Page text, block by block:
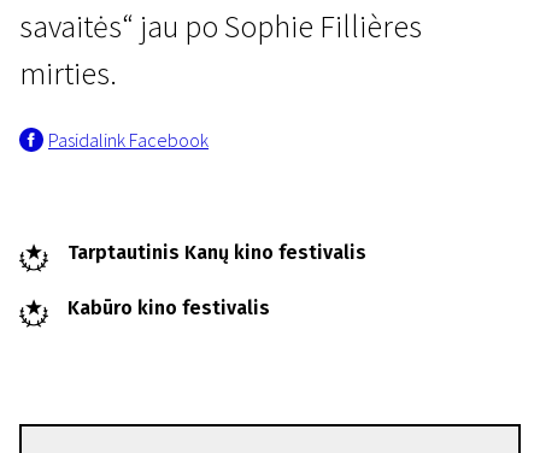
savaitės“ jau po Sophie Fillières
mirties.
Pasidalink Facebook
Tarptautinis Kanų kino festivalis
Kabūro kino festivalis